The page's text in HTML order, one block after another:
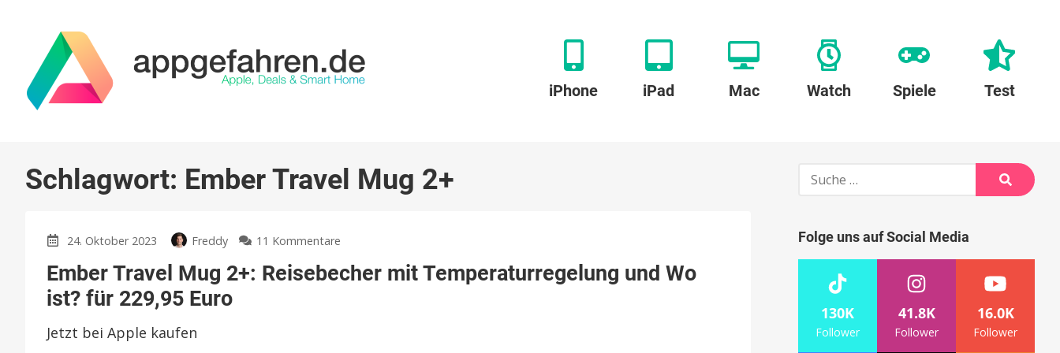
iPhone iPad Mac Watch Spiele Test
Schlagwort: Ember Travel Mug 2+
24. Oktober 2023 Freddy 11 Kommentare
Travel
Ember Travel Mug 2+: Reisebecher mit Temperaturregelung und Wo
ist? für 229,95 Euro
Jetzt bei Apple kaufen
Suche
Suche
Folge uns auf Social Media
130K
Follower
41.8K
Follower
16.0K
Follower